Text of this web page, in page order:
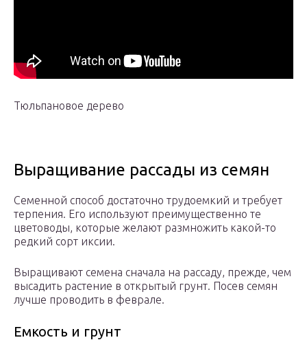
Тюльпановое дерево
Выращивание рассады из семян
Семенной способ достаточно трудоемкий и требует
терпения. Его используют преимущественно те
цветоводы, которые желают размножить какой-то
редкий сорт иксии.
Выращивают семена сначала на рассаду, прежде, чем
высадить растение в открытый грунт. Посев семян
лучше проводить в феврале.
Емкость и грунт